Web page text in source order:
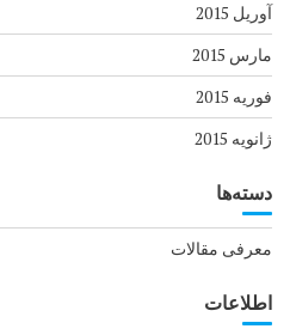
آوریل 2015
مارس 2015
فوریه 2015
ژانویه 2015
دسته‌ها
معرفی مقالات
اطلاعات